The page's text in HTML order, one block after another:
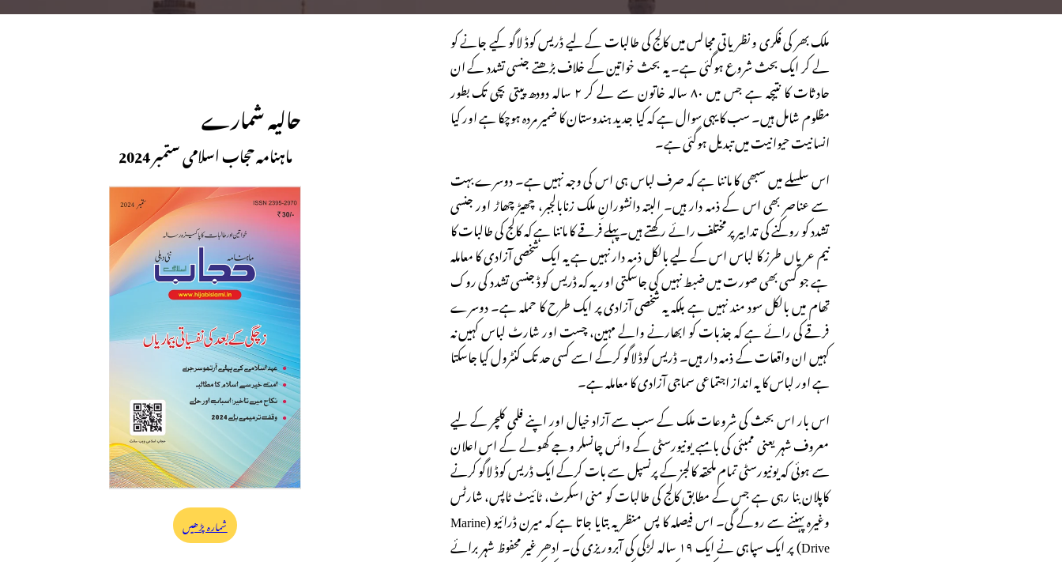
ملک بھر کی فکری و نظریاتی مجالس میں کالج کی طالبات کے لیے ڈریس کوڈ لاگو کیے جانے کو
لے کر ایک بحث شروع ہوگئی ہے۔ یہ بحث خواتین کے خلاف بڑھتے جنسی تشدد کے ان
حادثات کا نتیجہ ہے جس میں ۸۰ سالہ خاتون سے لے کر ۲ سالہ دودھ پیتی بچی تک بطور
مظلوم شامل ہیں۔ سب کا یہی سوال ہے کہ کیا جدید ہندوستان کا ضمیر مردہ ہوچکا ہے اور کیا
انسانیت حیوانیت میں تبدیل ہوگئی ہے۔
اس سلسلے میں سبھی کا ماننا ہے کہ صرف لباس ہی اس کی وجہ نہیں ہے۔ دوسرے بہت
سے عناصر بھی اس کے ذمہ دار ہیں۔ البتہ دانشورانِ ملک زنابالجبر، چھیڑ چھاڑ اور جنسی
تشدد کو روکنے کی تدابیر پر مختلف رائے رکھتے ہیں۔پہلے فرقے کا ماننا ہے کہ کالج کی طالبات کا
نیم عریاں طرز کا لباس اس کے لیے بالکل ذمہ دار نہیں ہے یہ ایک شخصی آزادی کا معاملہ
ہے جو کسی بھی صورت میں ضبط نہیں کی جاسکتی اور یہ کہ ڈریس کوڈ جنسی تشدد کی روک
تھام میں بالکل سود مند نہیں ہے بلکہ یہ شخصی آزادی پر ایک طرح کا حملہ ہے۔ دوسرے
فرقے کی رائے ہے کہ جذبات کو ابھارنے والے مہین، چست اور شارٹ لباس کہیں نہ
کہیں ان واقعات کے ذمہ دار ہیں۔ ڈریس کوڈ لاگو کرکے اسے کسی حد تک کنٹرول کیا جاسکتا
ہے اور لباس کا یہ انداز اجتماعی سماجی آزادی کا معاملہ ہے۔
اس بار اس بحث کی شروعات ملک کے سب سے آزاد خیال اور اپنے فلمی کلچر کے لیے
معروف شہر یعنی ممبئی کی بامبے یونیورسٹی کے وائس چانسلر وجے کھولے کے اس اعلان
سے ہوئی کہ یونیورسٹی تمام ملحقہ کالجز کے پرنسپل سے بات کرکے ایک ڈریس کوڈ لاگو کرنے
کاپلان بنا رہی ہے جس کے مطابق کالج کی طالبات کو منی اسکرٹ، ٹائیٹ ٹاپس، شارٹس
وغیرہ پہننے سے روکے گی۔ اس فیصلہ کا پس منظر یہ بتایا جاتا ہے کہ میرن ڈرائیو (Marine
Drive) پر ایک سپاہی نے ایک ۱۹ سالہ لڑکی کی آبروریزی کی۔ ادھر غیر محفوظ شہر برائے
حالیہ شمارے
ماہنامہ حجاب اسلامی ستمبر 2024
شمارہ پڑھیں